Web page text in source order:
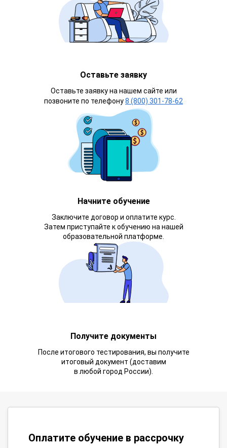
Оставьте заявку
Оставьте заявку на нашем сайте или
позвоните по телефону8 (800) 301-78-62
Начните обучение
Заключите договор и оплатите курс.
Затем приступайте к обучению на нашей
образовательной платформе.
Получите документы
После итогового тестирования, вы получите
итоговый документ (доставим
в любой город России).
Оплатите обучение в рассрочку